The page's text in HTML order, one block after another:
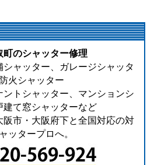
町のシャッター修理
ャッター、ガレージシャッタ
火シャッター
トシャッター、マンションシ
建て窓シャッターなど
阪市・大阪府下と全国対応の対
ッタープロへ。